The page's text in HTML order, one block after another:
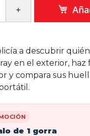
a descubrir quién
en el exterior, haz
y compara sus
de 1 gorra